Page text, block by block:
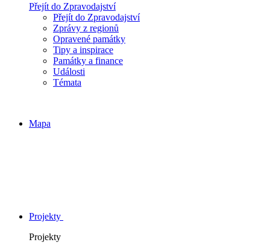
Přejít do Zpravodajství
Přejít do Zpravodajství
Zprávy z regionů
Opravené památky
Tipy a inspirace
Památky a finance
Události
Témata
Mapa
Projekty
Projekty